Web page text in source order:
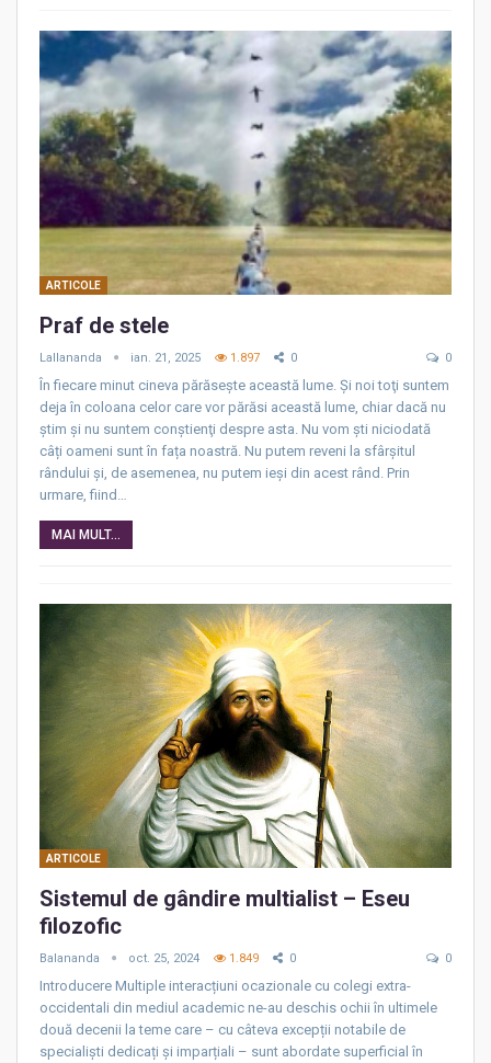
ARTICOLE
Praf de stele
Lallananda ian. 21, 2025 1.897 0 0
În fiecare minut cineva părăsește această lume. Şi noi toţi suntem
deja în coloana celor care vor părăsi această lume, chiar dacă nu
ştim şi nu suntem conştienţi despre asta. Nu vom ști niciodată
câți oameni sunt în fața noastră. Nu putem reveni la sfârșitul
rândului și, de asemenea, nu putem ieși din acest rând. Prin
urmare, fiind…
MAI MULT...
ARTICOLE
Sistemul de gândire multialist – Eseu
filozofic
Balananda oct. 25, 2024 1.849 0 0
Introducere Multiple interacțiuni ocazionale cu colegi extra-
occidentali din mediul academic ne-au deschis ochii în ultimele
două decenii la teme care – cu câteva excepții notabile de
specialiști dedicați și imparțiali – sunt abordate superficial în